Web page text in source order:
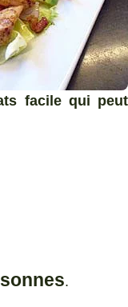
facile qui peut
.